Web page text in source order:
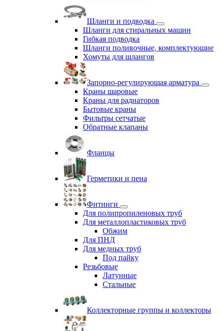
Шланги и подводка
Шланги для стиральных машин
Гибкая подводка
Шланги поливочные, комплектующие
Хомуты для шлангов
Запорно-регулирующая арматура
Краны шаровые
Краны для радиаторов
Бытовые краны
Фильтры сетчатые
Обратные клапаны
Фланцы
Герметики и пена
Фитинги
Для полипропиленовых труб
Для металлопластиковых труб
Обжим
Для ПНД
Для медных труб
Под пайку
Резьбовые
Латунные
Cтальные
Коллекторные группы и коллекторы